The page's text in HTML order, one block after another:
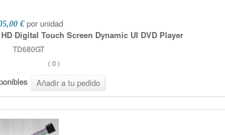
€ por unidad
Digital Touch Screen Dynamic UI DVD Player
TD680GT
( 0)